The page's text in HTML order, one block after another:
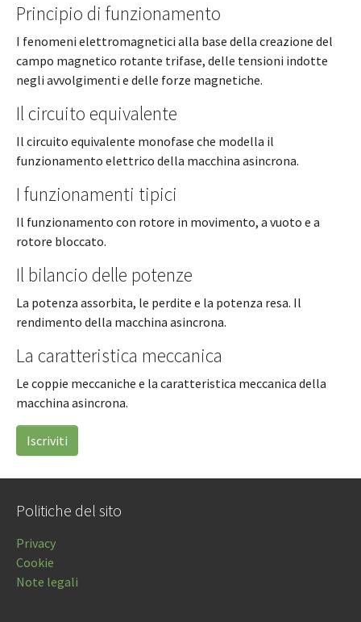
Principio di funzionamento
I fenomeni elettromagnetici alla base della creazione del
campo magnetico rotante trifase, delle tensioni indotte
negli avvolgimenti e delle forze magnetiche.
Il circuito equivalente
Il circuito equivalente monofase che modella il
funzionamento elettrico della macchina asincrona.
I funzionamenti tipici
Il funzionamento con rotore in movimento, a vuoto e a
rotore bloccato.
Il bilancio delle potenze
La potenza assorbita, le perdite e la potenza resa. Il
rendimento della macchina asincrona.
La caratteristica meccanica
Le coppie meccaniche e la caratteristica meccanica della
macchina asincrona.
Iscriviti
Politiche del sito
Privacy
Cookie
Note legali